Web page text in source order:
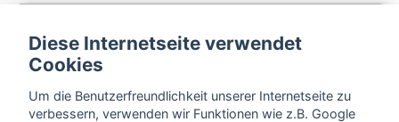
Diese Internetseite verwendet
Cookies
Um die Benutzerfreundlichkeit unserer Internetseite zu
verbessern, verwenden wir Funktionen wie z.B. Google